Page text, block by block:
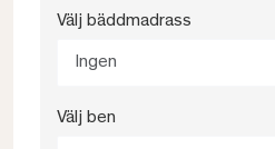
Välj bäddmadrass
Ingen
Välj ben